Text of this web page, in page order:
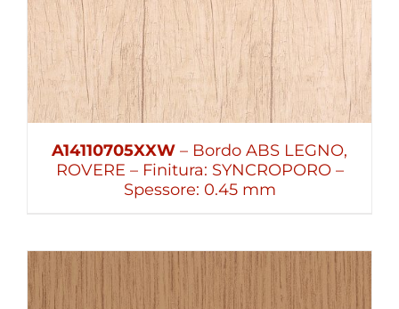
A14110705XXW – Bordo ABS LEGNO,
ROVERE – Finitura: SYNCROPORO –
Spessore: 0.45 mm